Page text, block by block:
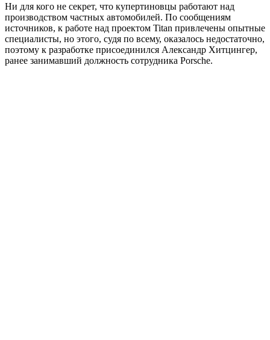
Ни для кого не секрет, что купертиновцы работают над
производством частных автомобилей. По сообщениям
источников, к работе над проектом Titan привлечены опытные
специалисты, но этого, судя по всему, оказалось недостаточно,
поэтому к разработке присоединился Александр Хитцингер,
ранее занимавший должность сотрудника Porsche.